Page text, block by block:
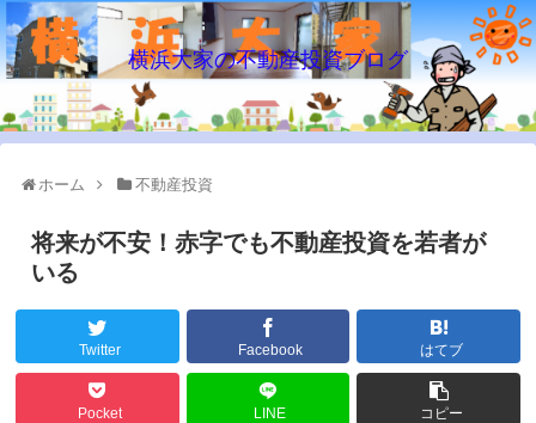
横浜大家の不動産投資ブログ
ホーム 不動産投資
将来が不安！赤字でも不動産投資を若者が
いる
Twitter Facebook はてブ
Pocket LINE コピー